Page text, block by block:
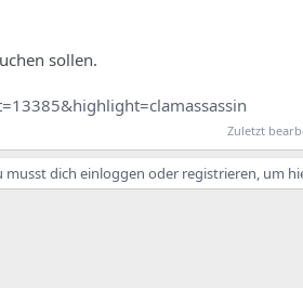
sollen.
Zuletzt
musst dich einloggen oder registrieren, um